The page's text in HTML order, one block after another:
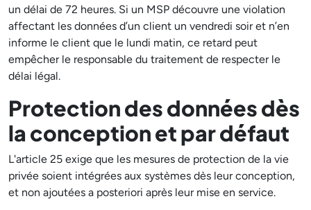
un délai de 72 heures. Si un MSP découvre une violation
affectant les données d’un client un vendredi soir et n’en
informe le client que le lundi matin, ce retard peut
empêcher le responsable du traitement de respecter le
délai légal.
Protection des données dès
la conception et par défaut
L'article 25 exige que les mesures de protection de la vie
privée soient intégrées aux systèmes dès leur conception,
et non ajoutées a posteriori après leur mise en service.